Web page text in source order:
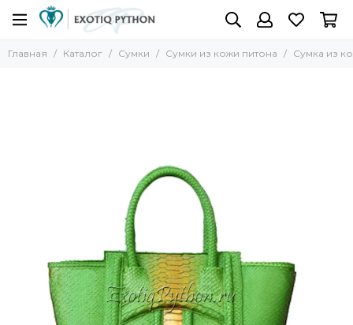
Главная Каталог Сумки Сумки из кожи питона Сумка из